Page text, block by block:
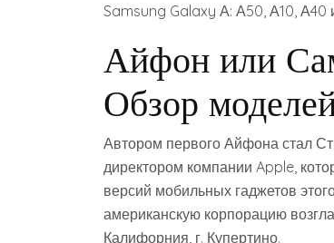
Samsung Galaxy А: А50, А10, А40
Айфон или
Обзор
Автором первого Айфона стал
директором компании Apple,
версий мобильных гаджетов
американскую корпорацию
Калифорния, г. Купертино.